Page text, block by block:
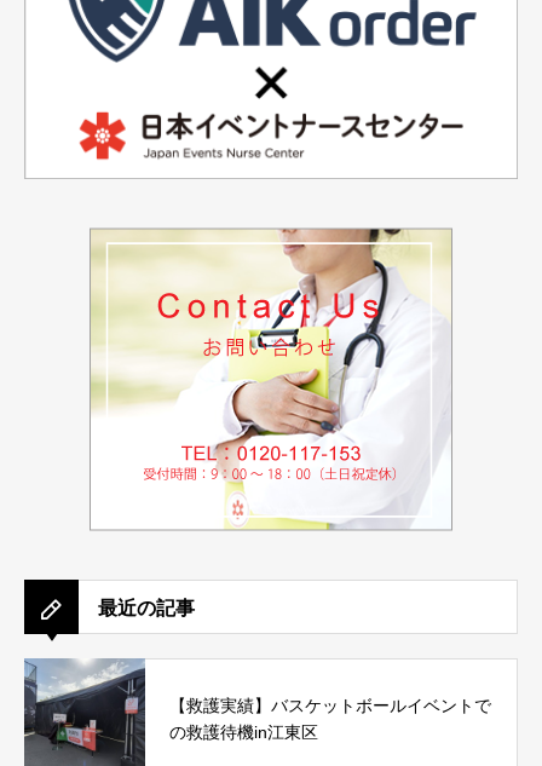
最近の記事
【救護実績】バスケットボールイベントで
の救護待機in江東区